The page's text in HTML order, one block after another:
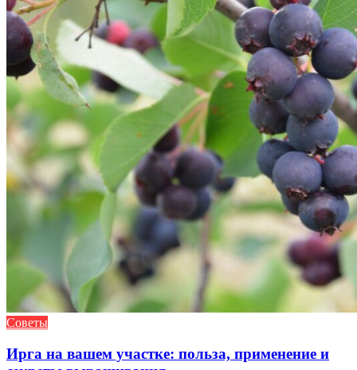
Советы
Ирга на вашем участке: польза, применение и